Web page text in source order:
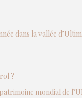
dans la vallée
?
mondial de